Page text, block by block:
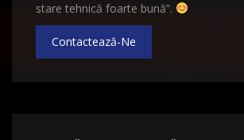
stare tehnică foarte bună”.
Contactează-Ne